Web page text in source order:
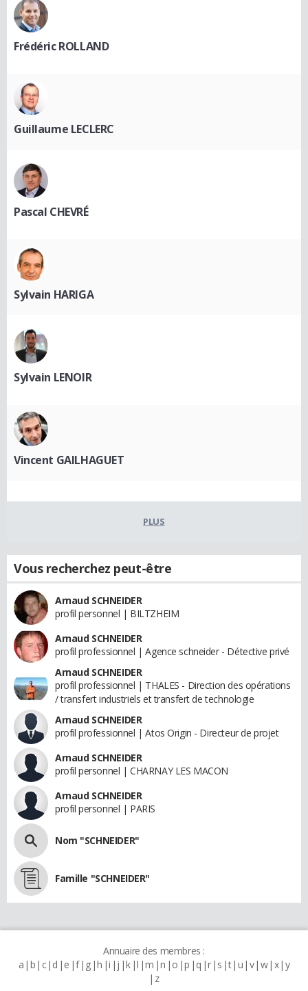
Frédéric ROLLAND
Guillaume LECLERC
Pascal CHEVRÉ
Sylvain HARIGA
Sylvain LENOIR
Vincent GAILHAGUET
PLUS
Vous recherchez peut-être
Arnaud SCHNEIDER
profil personnel | BILTZHEIM
Arnaud SCHNEIDER
profil professionnel | Agence schneider - Détective privé
Arnaud SCHNEIDER
profil professionnel | THALES - Direction des opérations
/ transfert industriels et transfert de technologie
Arnaud SCHNEIDER
profil professionnel | Atos Origin - Directeur de projet
Arnaud SCHNEIDER
profil personnel | CHARNAY LES MACON
Arnaud SCHNEIDER
profil personnel | PARIS
Nom "SCHNEIDER"
Famille "SCHNEIDER"
Annuaire des membres :
a b c d e f g h i j k l m n o p q r s t u v w x y
z